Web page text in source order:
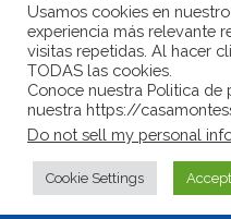
© Copyright
Usamos cookies en
experiencia más relevante
visitas repetidas. Al hacer
TODAS las cookies.
Conoce nuestra Politica de
nuestra https://
Do not sell my personal
Cookie Settings Accept